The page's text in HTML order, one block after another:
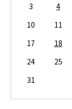
3
4
10
11
17
18
24
25
31